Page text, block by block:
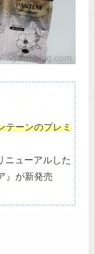
テーンのプレミ
ニューアルした
』が新発売